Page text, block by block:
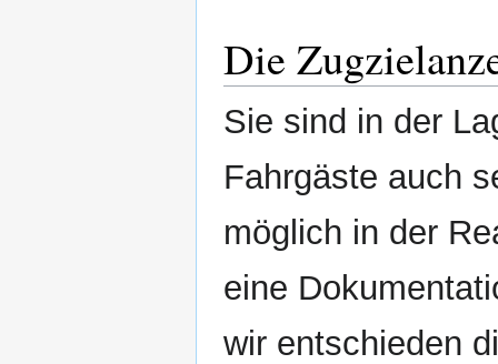
Die
Sie sind in der
Fahrgäste auch
möglich in der
eine
wir entschieden